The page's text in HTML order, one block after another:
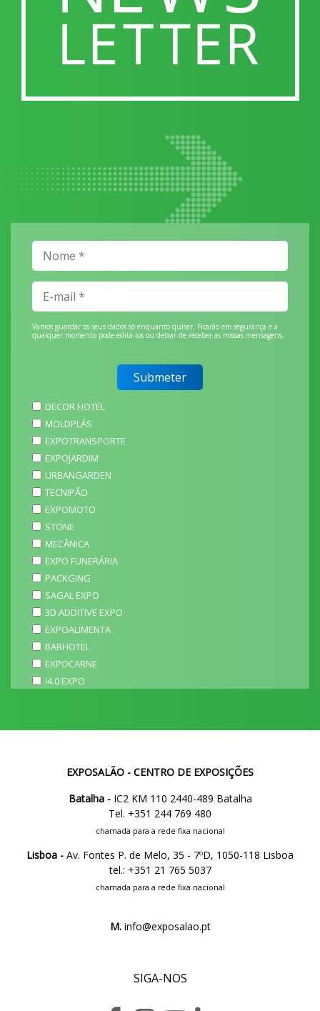
Vamos guardar os seus dados só enquanto quiser. Ficarão em segurança e a
qualquer momento pode editá-los ou deixar de receber as nossas mensagens.
DECOR HOTEL
MOLDPLÁS
EXPOTRANSPORTE
EXPOJARDIM
URBANGARDEN
TECNIPÃO
EXPOMOTO
STONE
MECÂNICA
EXPO FUNERÁRIA
PACKGING
SAGAL EXPO
3D ADDITIVE EXPO
EXPOALIMENTA
BARHOTEL
EXPOCARNE
i4.0 EXPO
EXPOSALÃO - CENTRO DE EXPOSIÇÕES
Batalha -IC2 KM 110 2440-489 Batalha
Tel. +351 244 769 480
chamada para a rede fixa nacional
Lisboa - Av. Fontes P. de Melo, 35 - 7ºD, 1050-118 Lisboa
tel.: +351 21 765 5037
chamada para a rede fixa nacional
M.info@exposalao.pt
SIGA-NOS